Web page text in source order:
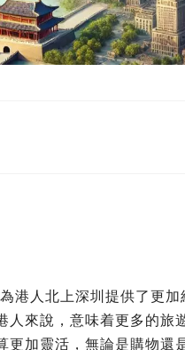
港人北上深圳提供了更加
來說，意味着更多的旅
加靈活，無論是購物還